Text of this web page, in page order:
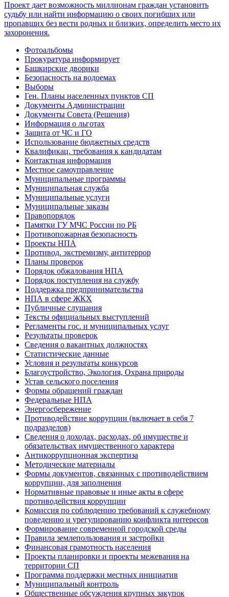
Фотоальбомы
Прокуратура информирует
Башкирские дворики
Безопасность на водоемах
Выборы
Ген. Планы населенных пунктов СП
Документы Администрации
Документы Совета (Решения)
Информация о льготах
Защита от ЧС и ГО
Использование бюджетных средств
Квалификац. требования к кандидатам
Контактная информация
Местное самоуправление
Муниципальные программы
Муниципальная служба
Муниципальные услуги
Муниципальные заказы
Правопорядок
Памятки ГУ МЧС России по РБ
Противопожарная безопасность
Проекты НПА
Противод. экстремизму, антитеррор
Планы проверок
Порядок обжалования НПА
Порядок поступления на службу
Поддержка предпринимательства
НПА в сфере ЖКХ
Публичные слушания
Тексты официальных выступлений
Регламенты гос. и муниципальных услуг
Результаты проверок
Сведения о вакантных должностях
Статистические данные
Условия и результаты конкурсов
Благоустройство, Экология, Охрана природы
Устав сельского поселения
Формы обращений граждан
Федеральные НПА
Энергосбережение
Противодействие коррупции (включает в себя 7
подразделов)
Сведения о доходах, расходах, об имуществе и
обязательствах имущественного характера
Антикоррупционная экспертиза
Методические материалы
Формы документов, связанных с противодействием
коррупции, для заполнения
Нормативные правовые и иные акты в сфере
противодействия коррупции
Комиссия по соблюдению требований к служебному
поведению и урегулированию конфликта интересов
Формирование современной городской среды
Правила землепользования и застройки
Финансовая грамотность населения
Проекты планировки и проекты межевания на
территории СП
Программа поддержки местных инициатив
Муниципальный контроль
Общественные обсуждения крупных закупок